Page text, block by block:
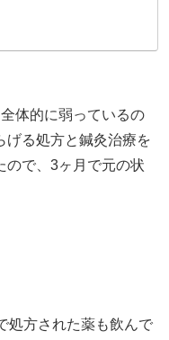
体的に弱っているの
げる処方と鍼灸治療を
ので、3ヶ月で元の状
処方された薬も飲んで